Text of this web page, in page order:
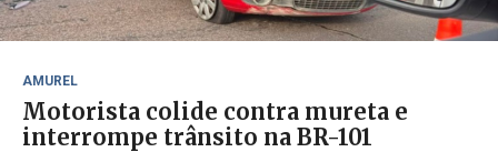
AMUREL
Motorista colide contra mureta e
interrompe trânsito na BR-101